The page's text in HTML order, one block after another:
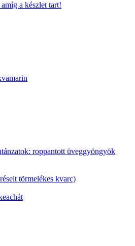
a készlet tart!
roppantott üveggyöngyök
törmelékes kvarc)